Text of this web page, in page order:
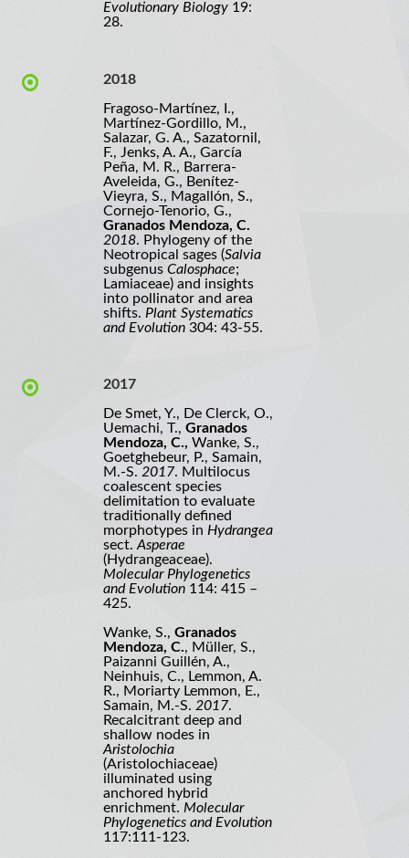
Evolutionary Biology 19:
28.
2018
Fragoso-Martínez, I.,
Martínez-Gordillo, M.,
Salazar, G. A., Sazatornil,
F., Jenks, A. A., García
Peña, M. R., Barrera-
Aveleida, G., Benítez-
Vieyra, S., Magallón, S.,
Cornejo-Tenorio, G.,
Granados Mendoza, C.
2018. Phylogeny of the
Neotropical sages (Salvia
subgenus Calosphace;
Lamiaceae) and insights
into pollinator and area
shifts. Plant Systematics
and Evolution 304: 43-55.
2017
De Smet, Y., De Clerck, O.,
Uemachi, T., Granados
Mendoza, C., Wanke, S.,
Goetghebeur, P., Samain,
M.-S. 2017. Multilocus
coalescent species
delimitation to evaluate
traditionally defined
morphotypes in Hydrangea
sect. Asperae
(Hydrangeaceae).
Molecular Phylogenetics
and Evolution 114: 415 –
425.
Wanke, S., Granados
Mendoza, C., Müller, S.,
Paizanni Guillén, A.,
Neinhuis, C., Lemmon, A.
R., Moriarty Lemmon, E.,
Samain, M.-S. 2017.
Recalcitrant deep and
shallow nodes in
Aristolochia
(Aristolochiaceae)
illuminated using
anchored hybrid
enrichment. Molecular
Phylogenetics and Evolution
117:111-123.